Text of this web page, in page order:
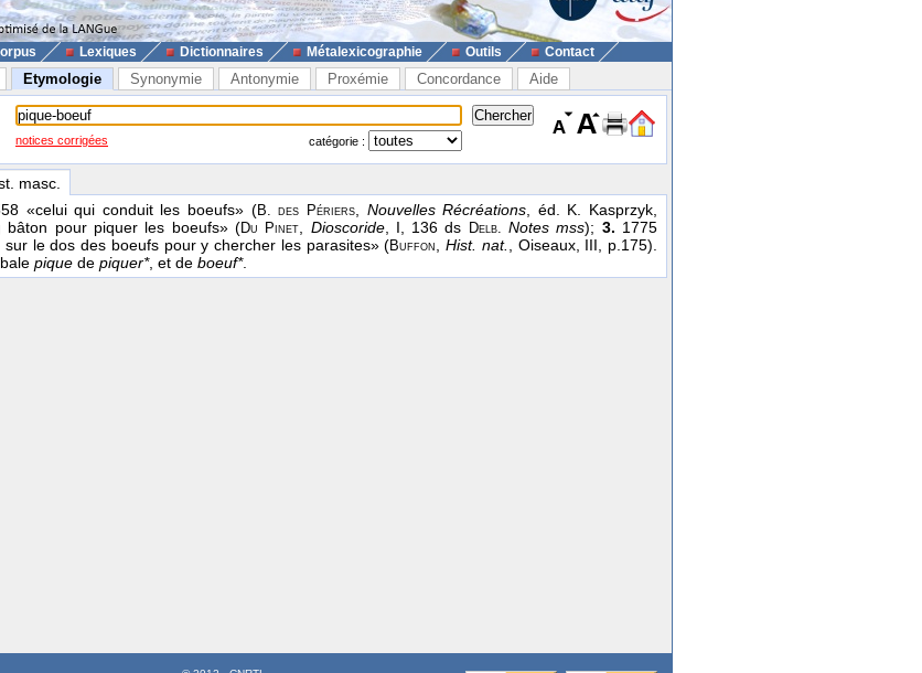
Lexiques Dictionnaires Métalexicographie Outils Contact
Etymologie Synonymie Antonymie Proxémie Concordance Aide
notices corrigées catégorie :
masc.
«celui qui conduit les boeufs» (B. des Périers, Nouvelles Récréations, éd. K. Kasprzyk,
bâton pour piquer les boeufs» (Du Pinet, Dioscoride, I, 136 ds Delb. Notes mss); 3. 1775
le dos des boeufs pour y chercher les parasites» (Buffon,Hist. nat., Oiseaux, III, p.175).
pique de piquer*, et de boeuf*.